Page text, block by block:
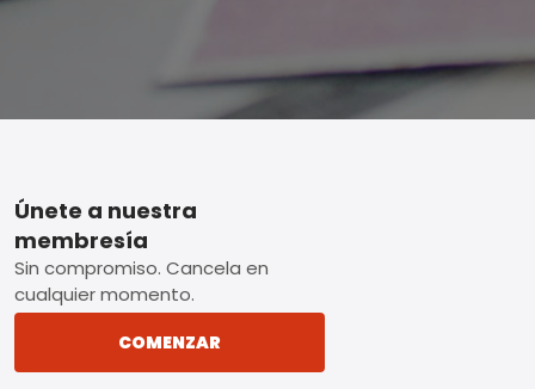
Footer
Únete a nuestra
membresía
Sin compromiso. Cancela en
cualquier momento.
COMENZAR